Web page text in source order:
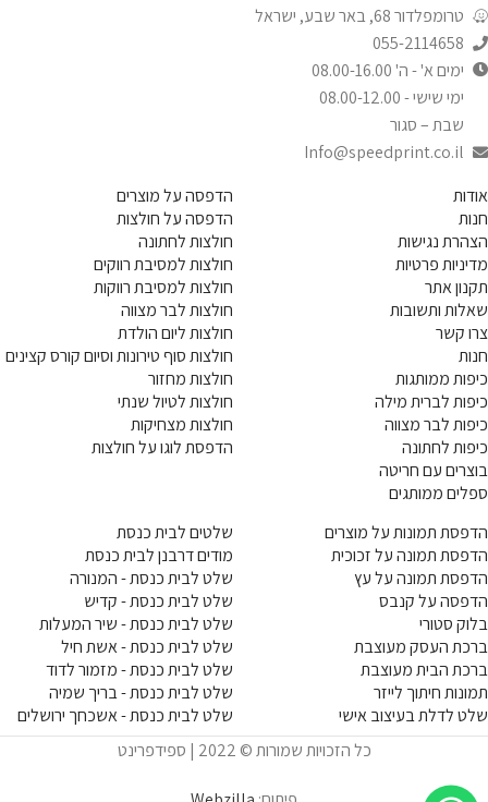
טרומפלדור 68, באר שבע, ישראל
055-2114658
ימים א' - ה' 08.00-16.00
ימי שישי - 08.00-12.00
שבת – סגור
Info@speedprint.co.il
אודות
חנות
הצהרת נגישות
מדיניות פרטיות
תקנון אתר
שאלות ותשובות
צרו קשר
חנות
כיפות ממותגות
כיפות לברית מילה
כיפות לבר מצווה
כיפות לחתונה
בוצרים עם חריטה
ספלים ממותגים
הדפסה על מוצרים
הדפסה על חולצות
חולצות לחתונה
חולצות למסיבת רווקים
חולצות למסיבת רווקות
חולצות לבר מצווה
חולצות ליום הולדת
חולצות סוף טירונות וסיום קורס קצינים
חולצות מחזור
חולצות לטיול שנתי
חולצות מצחיקות
הדפסת לוגו על חולצות
הדפסת תמונות על מוצרים
הדפסת תמונה על זכוכית
הדפסת תמונה על עץ
הדפסה על קנבס
בלוק סטורי
ברכת העסק מעוצבת
ברכת הבית מעוצבת
תמונות חיתוך לייזר
שלט לדלת בעיצוב אישי
שלטים לבית כנסת
מודים דרבנן לבית כנסת
שלט לבית כנסת - המנורה
שלט לבית כנסת - קדיש
שלט לבית כנסת - שיר המעלות
שלט לבית כנסת - אשת חיל
שלט לבית כנסת - מזמור לדוד
שלט לבית כנסת - בריך שמיה
שלט לבית כנסת - אשכחך ירושלים
כל הזכויות שמורות © 2022 | ספידפרינט